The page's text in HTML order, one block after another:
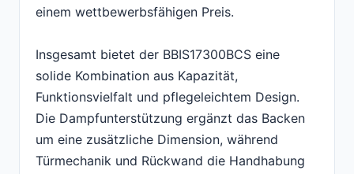
einem wettbewerbsfähigen Preis.
Insgesamt bietet der BBIS17300BCS eine
solide Kombination aus Kapazität,
Funktionsvielfalt und pflegeleichtem Design.
Die Dampfunterstützung ergänzt das Backen
um eine zusätzliche Dimension, während
Türmechanik und Rückwand die Handhabung